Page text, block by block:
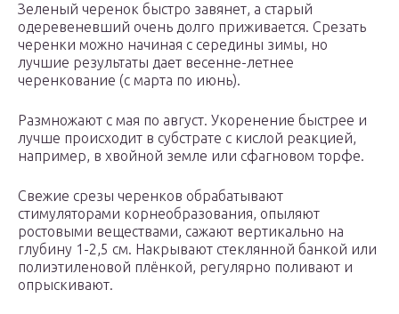
Зеленый черенок быстро завянет, а старый
одеревеневший очень долго приживается. Срезать
черенки можно начиная с середины зимы, но
лучшие результаты дает весенне-летнее
черенкование (с марта по июнь).
Размножают с мая по август. Укоренение быстрее и
лучше происходит в субстрате с кислой реакцией,
например, в хвойной земле или сфагновом торфе.
Свежие срезы черенков обрабатывают
стимуляторами корнеобразования, опыляют
ростовыми веществами, сажают вертикально на
глубину 1-2,5 см. Накрывают стеклянной банкой или
полиэтиленовой плёнкой, регулярно поливают и
опрыскивают.